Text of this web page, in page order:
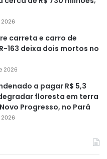
2026
carreta e carro de
163 deixa dois mortos no
2026
a pagar R$ 5,3
floresta em terra
Progresso, no Pará
2026